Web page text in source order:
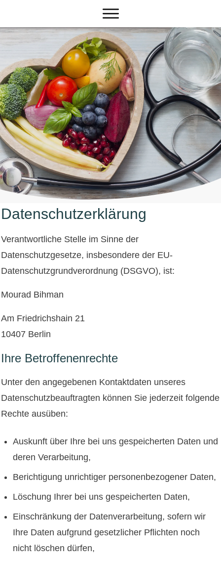
Datenschutzerklärung
Verantwortliche Stelle im Sinne der
Datenschutzgesetze, insbesondere der EU-
Datenschutzgrundverordnung (DSGVO), ist:
Mourad Bihman
Am Friedrichshain 21
10407 Berlin
Ihre Betroffenenrechte
Unter den angegebenen Kontaktdaten unseres
Datenschutzbeauftragten können Sie jederzeit folgende
Rechte ausüben:
Auskunft über Ihre bei uns gespeicherten Daten und
deren Verarbeitung,
Berichtigung unrichtiger personenbezogener Daten,
Löschung Ihrer bei uns gespeicherten Daten,
Einschränkung der Datenverarbeitung, sofern wir
Ihre Daten aufgrund gesetzlicher Pflichten noch
nicht löschen dürfen,